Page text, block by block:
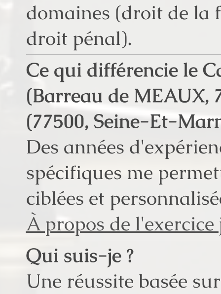
domaines (droit de la
droit pénal).
Ce qui différencie le
(Barreau de MEAUX,
(77500, Seine-Et-
Des années
spécifiques me
ciblées et
À propos de
Qui suis-je ?
Une réussite basée